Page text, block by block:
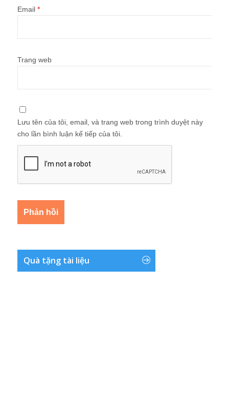
Email *
Trang web
Lưu tên của tôi, email, và trang web trong trình duyệt này
cho lần bình luận kế tiếp của tôi.
Quà tặng tài liệu